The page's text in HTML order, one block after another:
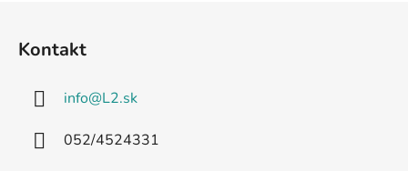
Kontakt
info@L2.sk
052/4524331